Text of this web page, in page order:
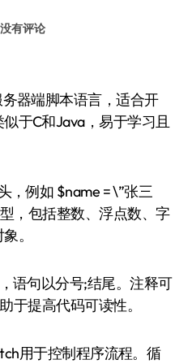
没有评论
于C和Java，易于学习且
，例如 $name = \”张三
，包括整数、浮点数、字
。
语句以分号;结尾。注释可
于提高代码可读性。
用于控制程序流程。循